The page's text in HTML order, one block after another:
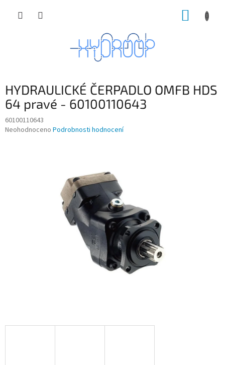
HYDRAULICKÉ ČERPADLO OMFB HDS
64 pravé - 60100110643
60100110643
Průměrné
Neohodnoceno Podrobnosti hodnocení